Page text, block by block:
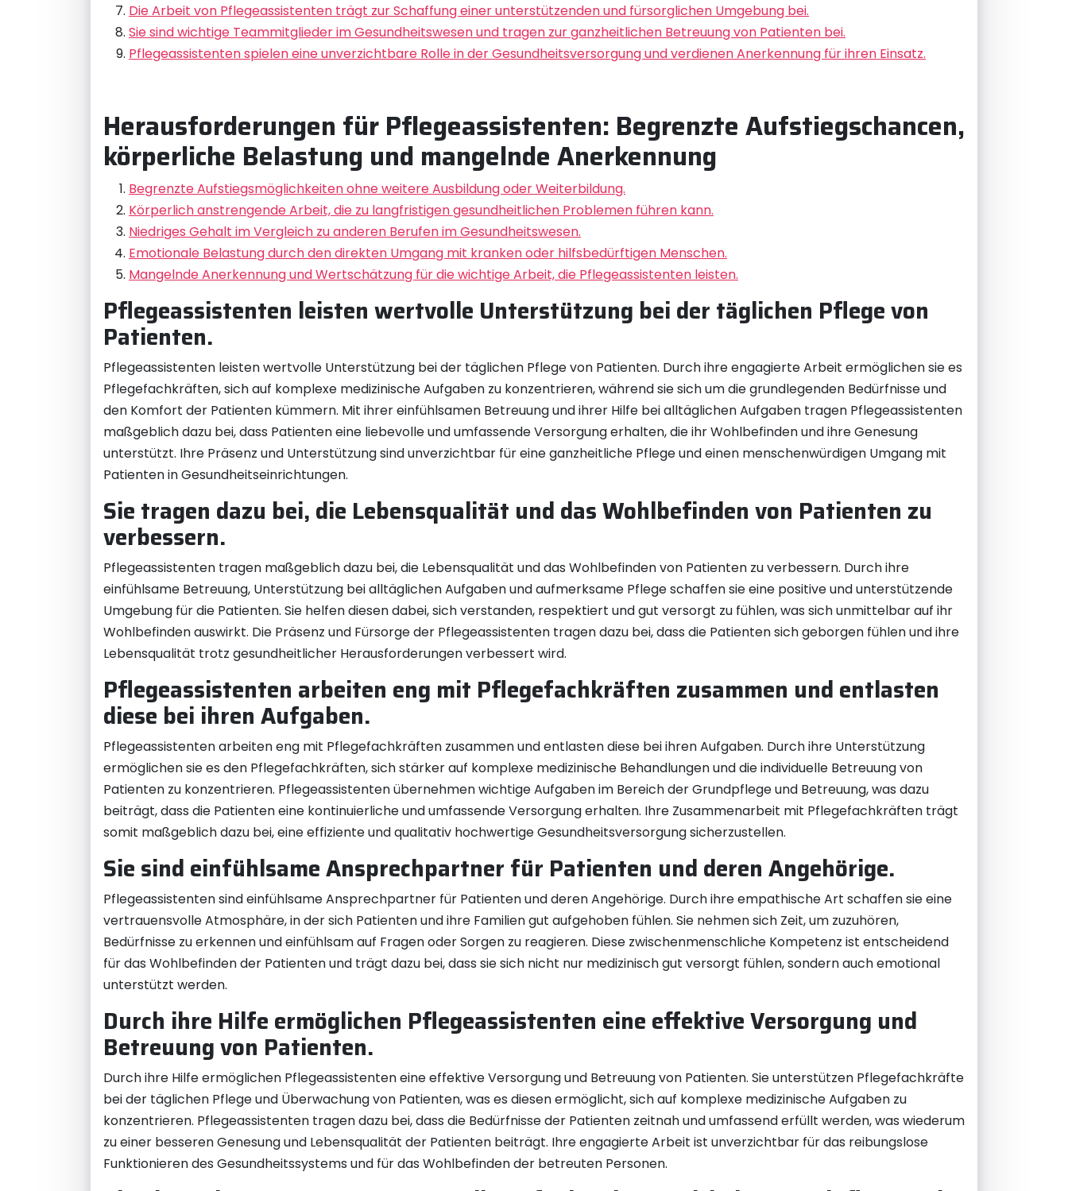
Die Arbeit von Pflegeassistenten trägt zur Schaffung einer unterstützenden und fürsorglichen Umgebung bei.
Sie sind wichtige Teammitglieder im Gesundheitswesen und tragen zur ganzheitlichen Betreuung von Patienten bei.
Pflegeassistenten spielen eine unverzichtbare Rolle in der Gesundheitsversorgung und verdienen Anerkennung für ihren Einsatz.
Herausforderungen für Pflegeassistenten: Begrenzte Aufstiegschancen,
körperliche Belastung und mangelnde Anerkennung
Begrenzte Aufstiegsmöglichkeiten ohne weitere Ausbildung oder Weiterbildung.
Körperlich anstrengende Arbeit, die zu langfristigen gesundheitlichen Problemen führen kann.
Niedriges Gehalt im Vergleich zu anderen Berufen im Gesundheitswesen.
Emotionale Belastung durch den direkten Umgang mit kranken oder hilfsbedürftigen Menschen.
Mangelnde Anerkennung und Wertschätzung für die wichtige Arbeit, die Pflegeassistenten leisten.
Pflegeassistenten leisten wertvolle Unterstützung bei der täglichen Pflege von
Patienten.
Pflegeassistenten leisten wertvolle Unterstützung bei der täglichen Pflege von Patienten. Durch ihre engagierte Arbeit ermöglichen sie es
Pflegefachkräften, sich auf komplexe medizinische Aufgaben zu konzentrieren, während sie sich um die grundlegenden Bedürfnisse und
den Komfort der Patienten kümmern. Mit ihrer einfühlsamen Betreuung und ihrer Hilfe bei alltäglichen Aufgaben tragen Pflegeassistenten
maßgeblich dazu bei, dass Patienten eine liebevolle und umfassende Versorgung erhalten, die ihr Wohlbefinden und ihre Genesung
unterstützt. Ihre Präsenz und Unterstützung sind unverzichtbar für eine ganzheitliche Pflege und einen menschenwürdigen Umgang mit
Patienten in Gesundheitseinrichtungen.
Sie tragen dazu bei, die Lebensqualität und das Wohlbefinden von Patienten zu
verbessern.
Pflegeassistenten tragen maßgeblich dazu bei, die Lebensqualität und das Wohlbefinden von Patienten zu verbessern. Durch ihre
einfühlsame Betreuung, Unterstützung bei alltäglichen Aufgaben und aufmerksame Pflege schaffen sie eine positive und unterstützende
Umgebung für die Patienten. Sie helfen diesen dabei, sich verstanden, respektiert und gut versorgt zu fühlen, was sich unmittelbar auf ihr
Wohlbefinden auswirkt. Die Präsenz und Fürsorge der Pflegeassistenten tragen dazu bei, dass die Patienten sich geborgen fühlen und ihre
Lebensqualität trotz gesundheitlicher Herausforderungen verbessert wird.
Pflegeassistenten arbeiten eng mit Pflegefachkräften zusammen und entlasten
diese bei ihren Aufgaben.
Pflegeassistenten arbeiten eng mit Pflegefachkräften zusammen und entlasten diese bei ihren Aufgaben. Durch ihre Unterstützung
ermöglichen sie es den Pflegefachkräften, sich stärker auf komplexe medizinische Behandlungen und die individuelle Betreuung von
Patienten zu konzentrieren. Pflegeassistenten übernehmen wichtige Aufgaben im Bereich der Grundpflege und Betreuung, was dazu
beiträgt, dass die Patienten eine kontinuierliche und umfassende Versorgung erhalten. Ihre Zusammenarbeit mit Pflegefachkräften trägt
somit maßgeblich dazu bei, eine effiziente und qualitativ hochwertige Gesundheitsversorgung sicherzustellen.
Sie sind einfühlsame Ansprechpartner für Patienten und deren Angehörige.
Pflegeassistenten sind einfühlsame Ansprechpartner für Patienten und deren Angehörige. Durch ihre empathische Art schaffen sie eine
vertrauensvolle Atmosphäre, in der sich Patienten und ihre Familien gut aufgehoben fühlen. Sie nehmen sich Zeit, um zuzuhören,
Bedürfnisse zu erkennen und einfühlsam auf Fragen oder Sorgen zu reagieren. Diese zwischenmenschliche Kompetenz ist entscheidend
für das Wohlbefinden der Patienten und trägt dazu bei, dass sie sich nicht nur medizinisch gut versorgt fühlen, sondern auch emotional
unterstützt werden.
Durch ihre Hilfe ermöglichen Pflegeassistenten eine effektive Versorgung und
Betreuung von Patienten.
Durch ihre Hilfe ermöglichen Pflegeassistenten eine effektive Versorgung und Betreuung von Patienten. Sie unterstützen Pflegefachkräfte
bei der täglichen Pflege und Überwachung von Patienten, was es diesen ermöglicht, sich auf komplexe medizinische Aufgaben zu
konzentrieren. Pflegeassistenten tragen dazu bei, dass die Bedürfnisse der Patienten zeitnah und umfassend erfüllt werden, was wiederum
zu einer besseren Genesung und Lebensqualität der Patienten beiträgt. Ihre engagierte Arbeit ist unverzichtbar für das reibungslose
Funktionieren des Gesundheitssystems und für das Wohlbefinden der betreuten Personen.